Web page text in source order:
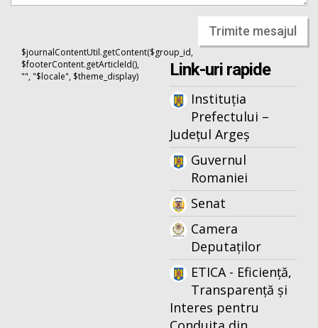
Trimite mesajul
$journalContentUtil.getContent($group_id,
$footerContent.getArticleId(),
"", "$locale", $theme_display)
Link-uri rapide
Instituția
Prefectului –
Județul Argeș
Guvernul
Romaniei
Senat
Camera
Deputaților
ETICA - Eficiență,
Transparență și
Interes pentru